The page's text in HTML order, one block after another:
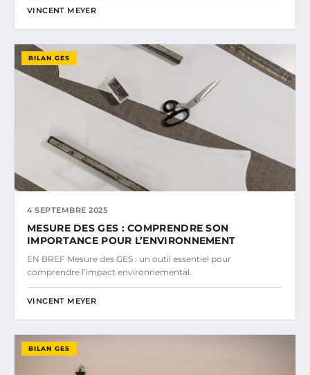
VINCENT MEYER
BILAN GES
4 SEPTEMBRE 2025
MESURE DES GES : COMPRENDRE SON
IMPORTANCE POUR L’ENVIRONNEMENT
EN BREF Mesure des GES : un outil essentiel pour
comprendre l’impact environnemental.
VINCENT MEYER
BILAN GES